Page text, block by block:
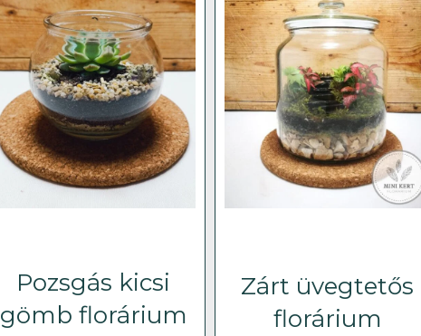
Pozsgás kicsi
gömb florárium
Zárt üvegtetős
florárium